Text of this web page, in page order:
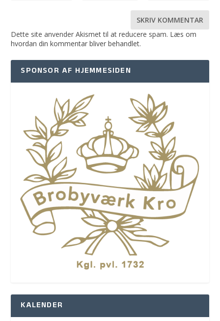
Dette site anvender Akismet til at reducere spam. Læs om
hvordan din kommentar bliver behandlet.
SPONSOR AF HJEMMESIDEN
KALENDER